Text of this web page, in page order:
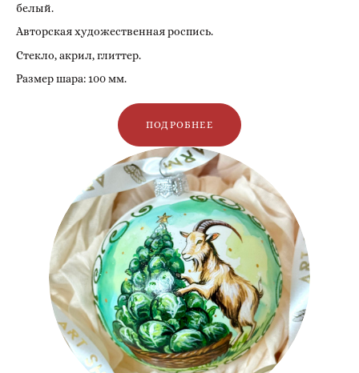
белый.
Авторская художественная роспись.
Стекло, акрил, глиттер.
Размер шара: 100 мм.
ПОДРОБНЕЕ